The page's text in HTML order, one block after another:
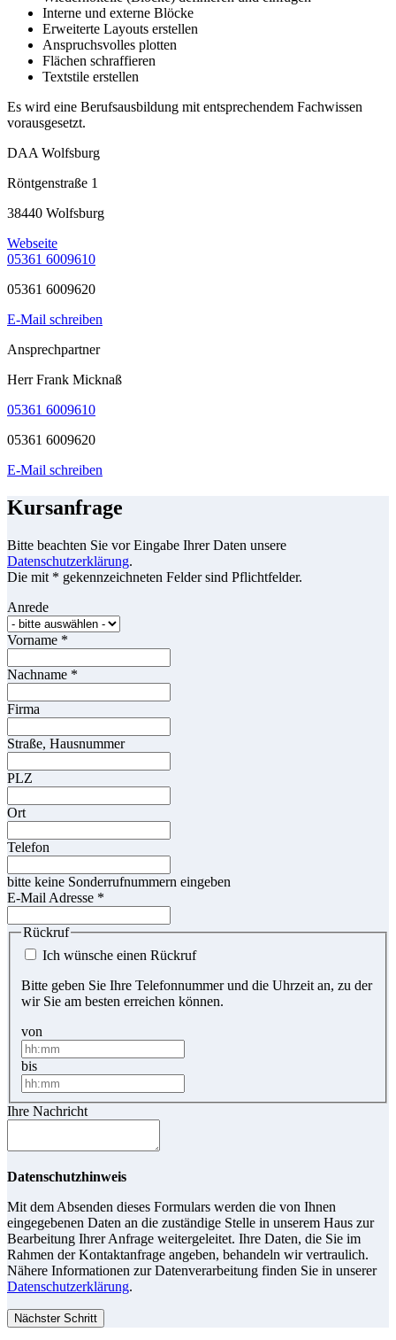
Interne und externe Blöcke
Erweiterte Layouts erstellen
Anspruchsvolles plotten
Flächen schraffieren
Textstile erstellen
Es wird eine Berufsausbildung mit entsprechendem Fachwissen
vorausgesetzt.
DAA Wolfsburg
Röntgenstraße 1
38440 Wolfsburg
Webseite
05361 6009610
05361 6009620
E-Mail schreiben
Ansprechpartner
Herr Frank Micknaß
05361 6009610
05361 6009620
E-Mail schreiben
Kursanfrage
Bitte beachten Sie vor Eingabe Ihrer Daten unsere
Datenschutzerklärung.
Die mit * gekennzeichneten Felder sind Pflichtfelder.
Anrede
Vorname *
Nachname *
Firma
Straße, Hausnummer
PLZ
Ort
Telefon
bitte keine Sonderrufnummern eingeben
E-Mail Adresse *
Rückruf
Ich wünsche einen Rückruf
Bitte geben Sie Ihre Telefonnummer und die Uhrzeit an, zu der
wir Sie am besten erreichen können.
von
bis
Ihre Nachricht
Datenschutzhinweis
Mit dem Absenden dieses Formulars werden die von Ihnen
eingegebenen Daten an die zuständige Stelle in unserem Haus zur
Bearbeitung Ihrer Anfrage weitergeleitet. Ihre Daten, die Sie im
Rahmen der Kontaktanfrage angeben, behandeln wir vertraulich.
Nähere Informationen zur Datenverarbeitung finden Sie in unserer
Datenschutzerklärung.
Nächster Schritt